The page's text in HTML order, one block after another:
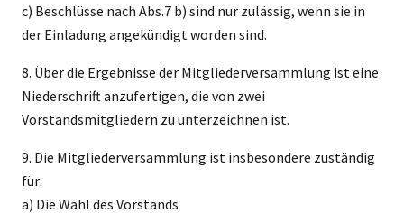
c) Beschlüsse nach Abs.7 b) sind nur zulässig, wenn sie in
der Einladung angekündigt worden sind.
8. Über die Ergebnisse der Mitgliederversammlung ist eine
Niederschrift anzufertigen, die von zwei
Vorstandsmitgliedern zu unterzeichnen ist.
9. Die Mitgliederversammlung ist insbesondere zuständig
für:
a) Die Wahl des Vorstands